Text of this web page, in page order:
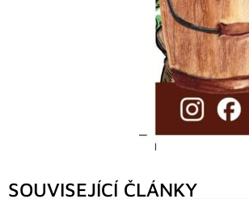
SOUVISEJÍCÍ ČLÁNKY